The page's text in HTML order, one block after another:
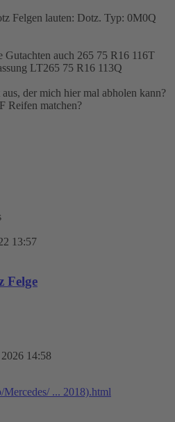
Felgen lauten: Dotz. Typ: 0M0Q
Gutachten auch 265 75 R16 116T
LT265 75 R16 113Q
der mich hier mal abholen kann?
Reifen matchen?
13:57
Felge
2026 14:58
... 2018).html